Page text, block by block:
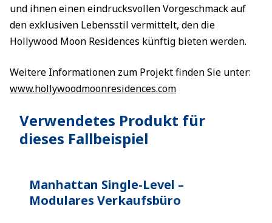
und ihnen einen eindrucksvollen Vorgeschmack auf
den exklusiven Lebensstil vermittelt, den die
Hollywood Moon Residences künftig bieten werden.
Weitere Informationen zum Projekt finden Sie unter:
www.hollywoodmoonresidences.com
Verwendetes Produkt für
dieses Fallbeispiel
Manhattan Single-Level –
Modulares Verkaufsbüro